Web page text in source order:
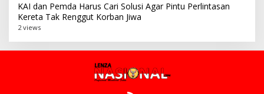
KAI dan Pemda Harus Cari Solusi Agar Pintu Perlintasan
Kereta Tak Renggut Korban Jiwa
2 views